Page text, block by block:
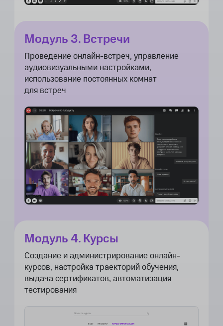
Модуль 3. Встречи
Проведение онлайн-встреч, управление
аудиовизуальными настройками,
использование постоянных комнат
для встреч
Модуль 4. Курсы
Создание и администрирование онлайн-
курсов, настройка траекторий обучения,
выдача сертификатов, автоматизация
тестирования